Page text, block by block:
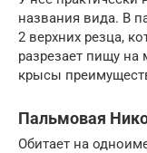
названия вида. В
2 верхних резца,
разрезает пищу на
крысы
Пальмовая
Обитает на